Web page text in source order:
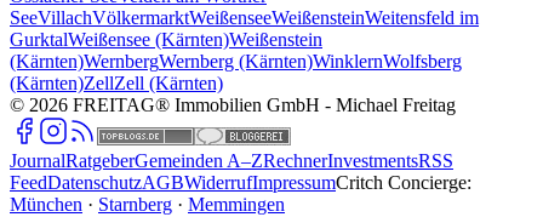
SeeVillachVölkermarktWeißenseeWeißensteinWeitensfeld im
GurktalWeißensee (Kärnten)Weißenstein
(Kärnten)WernbergWernberg (Kärnten)WinklernWolfsberg
(Kärnten)ZellZell (Kärnten)
© 2026 FREITAG® Immobilien GmbH - Michael Freitag
JournalRatgeberGemeinden A–ZRechnerInvestmentsRSS
FeedDatenschutzAGBWiderrufImpressumCritch Concierge:
München · Starnberg · Memmingen